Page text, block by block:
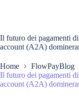
Il futuro dei pagamenti
account (A2A)
Home
FlowPayBlog
Il futuro dei pagamenti
account (A2A)